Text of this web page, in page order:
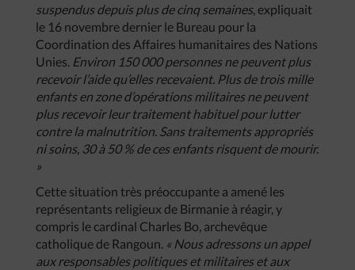
suspendus depuis plus de cinq semaines, expliquait
le 16 novembre dernier le Bureau pour la
Coordination des Affaires humanitaires des Nations
Unies. Environ 150 000 personnes ne peuvent plus
recevoir l’aide qu’elles recevaient. Plus de trois mille
enfants en zone d’opérations militaires ne peuvent
plus recevoir leur traitement habituel pour lutter
contre la malnutrition. Sans traitements appropriés
ni soins, 30 à 50 % de ces enfants risquent de mourir.
»
Cette situation très préoccupante a amené les
représentants religieux de Birmanie à réagir, y
compris le cardinal Charles Bo, archevêque
catholique de Rangoun. « Nous adressons un appel
aux responsables politiques et militaires et aux